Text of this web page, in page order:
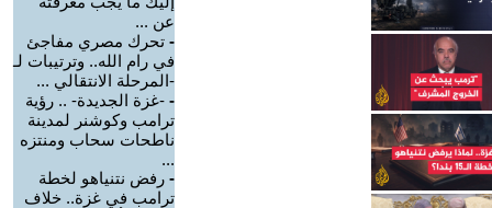
عن ...
- تحرك مصري مفاجئ
في رام الله.. وترتيبات لـ
-المرحلة الانتقالي ...
- -غزة الجديدة- .. رؤية
ترامب وكوشنر لمدينة
ناطحات سحاب ومنتزه
...
- رفض نتنياهو لخطة
ترامب في غزة.. خلاف